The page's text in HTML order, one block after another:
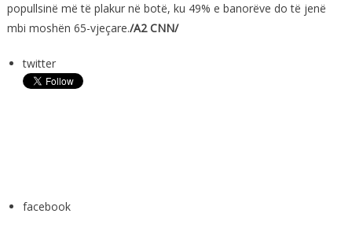
popullsinë më të plakur në botë, ku 49% e banorëve do të jenë
mbi moshën 65-vjeçare./A2 CNN/
twitter
facebook